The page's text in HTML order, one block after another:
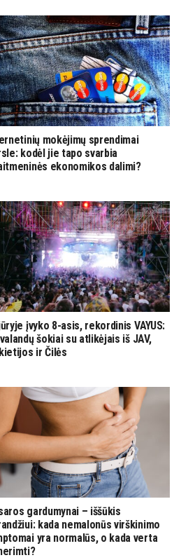
mokėjimų sprendimai
kodėl jie tapo svarbia
ekonomikos dalimi?
įvyko 8-asis, rekordinis VAYUS:
šokiai su atlikėjais iš JAV,
ir Čilės
gardumynai – iššūkis
kada nemalonūs virškinimo
yra normalūs, o kada verta